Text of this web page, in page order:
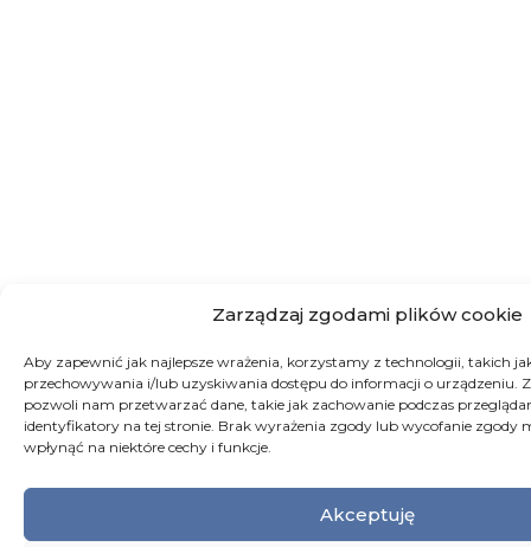
Zarządzaj zgodami plików cookie
Aby zapewnić jak najlepsze wrażenia, korzystamy z technologii, takich
przechowywania i/lub uzyskiwania dostępu do informacji o urządzeniu.
pozwoli nam przetwarzać dane, takie jak zachowanie podczas
identyfikatory na tej stronie. Brak wyrażenia zgody lub wycofanie zgody
wpłynąć na niektóre cechy i funkcje.
Akceptuję